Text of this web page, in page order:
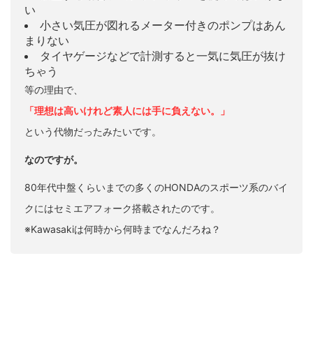
い
小さい気圧が図れるメーター付きのポンプはあん
まりない
タイヤゲージなどで計測すると一気に気圧が抜け
ちゃう
等の理由で、
「理想は高いけれど素人には手に負えない。」
という代物だったみたいです。
なのですが。
80年代中盤くらいまでの多くのHONDAのスポーツ系のバイ
クにはセミエアフォーク搭載されたのです。
※Kawasakiは何時から何時までなんだろね？